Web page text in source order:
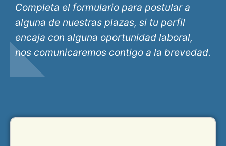
Completa el formulario para postular a
alguna de nuestras plazas, si tu perfil
encaja con alguna oportunidad laboral,
nos comunicaremos contigo a la brevedad.